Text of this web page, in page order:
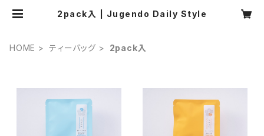
2pack入 | Jugendo Daily Style
HOME ティーバッグ 2pack入